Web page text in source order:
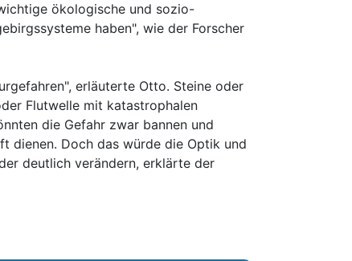
ökologische und sozio-
haben", wie der Forscher
erläuterte Otto. Steine oder
Flutwelle mit katastrophalen
die Gefahr zwar bannen und
dienen. Doch das würde die Optik und
deutlich verändern, erklärte der